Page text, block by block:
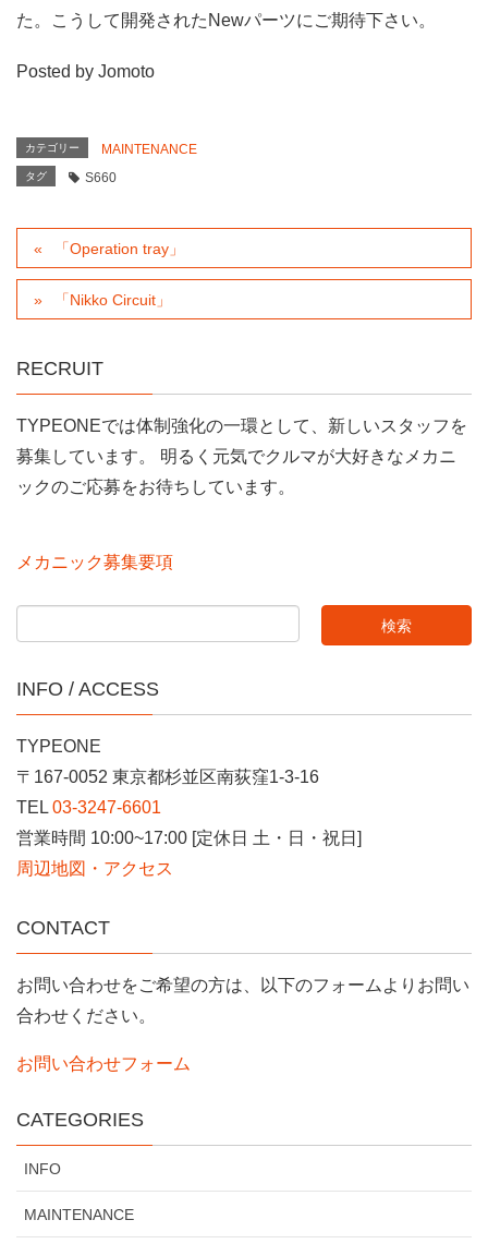
た。こうして開発されたNewパーツにご期待下さい。
Posted by Jomoto
カテゴリー MAINTENANCE
タグ S660
「Operation tray」
「Nikko Circuit」
RECRUIT
TYPEONEでは体制強化の一環として、新しいスタッフを
募集しています。 明るく元気でクルマが大好きなメカニ
ックのご応募をお待ちしています。
メカニック募集要項
INFO / ACCESS
TYPEONE
〒167-0052 東京都杉並区南荻窪1-3-16
TEL 03-3247-6601
営業時間 10:00~17:00 [定休日 土・日・祝日]
周辺地図・アクセス
CONTACT
お問い合わせをご希望の方は、以下のフォームよりお問い
合わせください。
お問い合わせフォーム
CATEGORIES
INFO
MAINTENANCE